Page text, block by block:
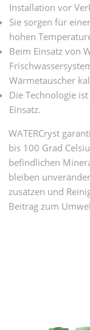
Installation vor
Sie sorgen für
hohen
Beim Einsatz von
Wärmetauscher
Die Technologie
Einsatz.
WATERCryst
bis 100 Grad
befind­lichen
bleiben
zusätzen und
Beitrag zum